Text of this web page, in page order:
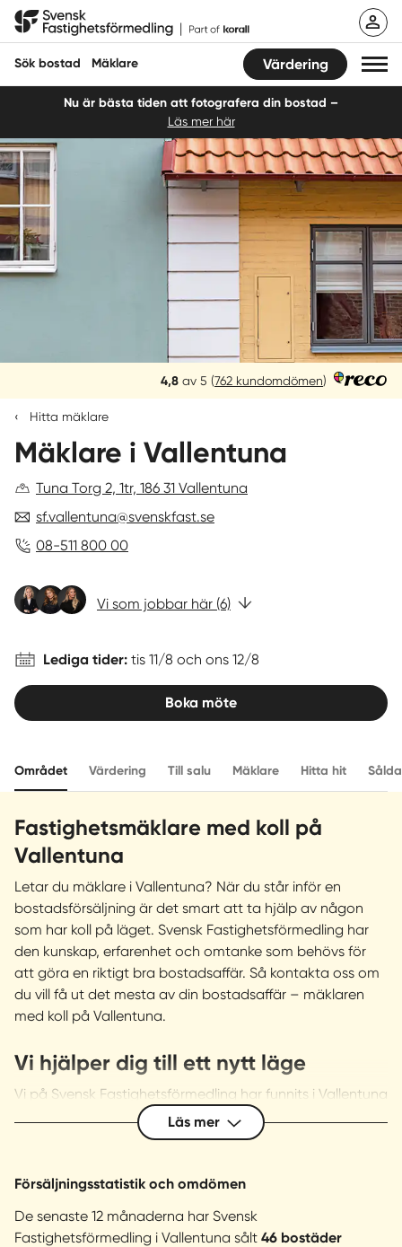
Hoppa
Svensk Fastighetsförmedling
Sök bostad Mäklare Värdering
Hitta mäklare
Sälja
Köpa
Sverige|Spanien
Nu är bästa tiden att fotografera din bostad –
Läs mer här
Reco
betyg:
av
5
(762
kundomdömen)
4,8 av 5 (762 kundomdömen)
‹ Hitta mäklare
Mäklare i Vallentuna
Tuna Torg 2, 1tr, 186 31 Vallentuna
sf.vallentuna@svenskfast.se
08-511 800 00
Vi som jobbar här (6)
Lediga tider: tis 11/8 och ons 12/8
Boka möte
Området Värdering Till salu Mäklare Hitta hit Sålda
Fastighetsmäklare med koll på
Vallentuna
Letar du mäklare i Vallentuna? När du står inför en
bostadsförsäljning är det smart att ta hjälp av någon
som har koll på läget. Svensk Fastighetsförmedling har
den kunskap, erfarenhet och omtanke som behövs för
att göra en riktigt bra bostadsaffär. Så kontakta oss om
du vill få ut det mesta av din bostadsaffär – mäklaren
med koll på Vallentuna.
Vi hjälper dig till ett nytt läge
Vi på Svensk Fastighetsförmedling har funnits i Vallentuna
i många år och genom åren sålt många villor,
bostadsrätter, fritidshus, hästgårdar och tomter i alla
ingredienserna i vårt framgångsrecept. Vi vet var
går och var du kan köpa Vallentunas bästa fika!
Läs mer
Försäljningsstatistik och omdömen
De senaste 12 månaderna har Svensk
Fastighetsförmedling i Vallentuna sålt 46 bostäder